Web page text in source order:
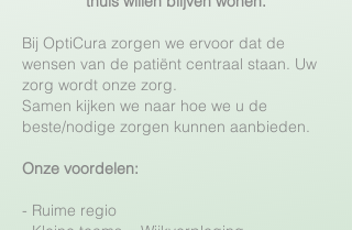
Bij OptiCura zorgen we ervoor dat de
wensen van de patiënt centraal staan. Uw
zorg wordt onze zorg.
Samen kijken we naar hoe we u de
beste/nodige zorgen kunnen aanbieden.​
Onze voordelen:
- Ruime regio